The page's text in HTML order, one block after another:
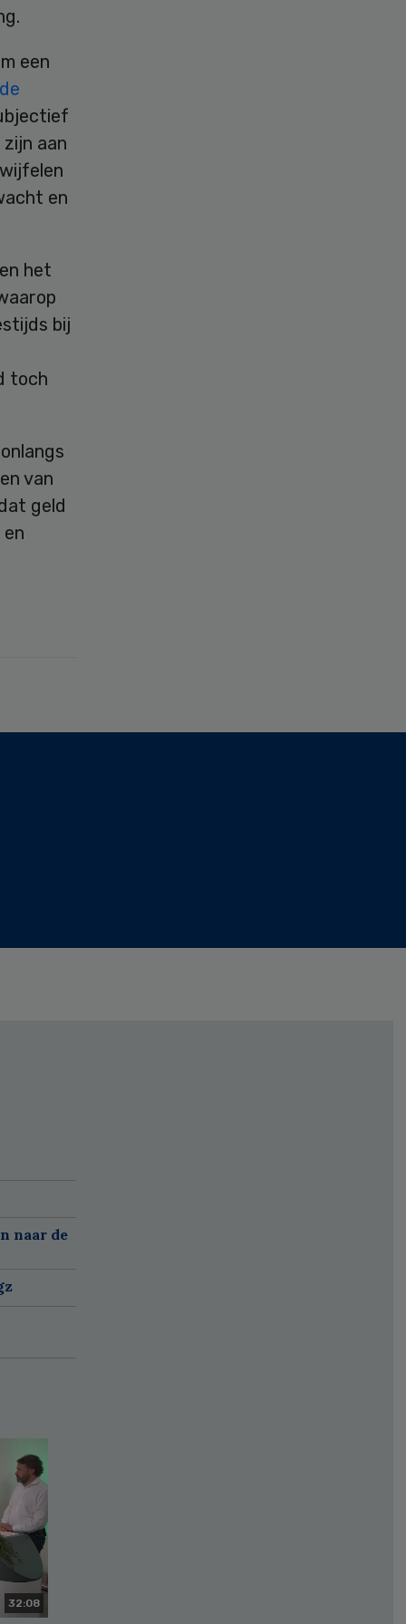
een
aan
en
het
bij
toch
van
geld
naar de
32:08